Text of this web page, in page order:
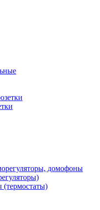
домофоны
(термостаты)